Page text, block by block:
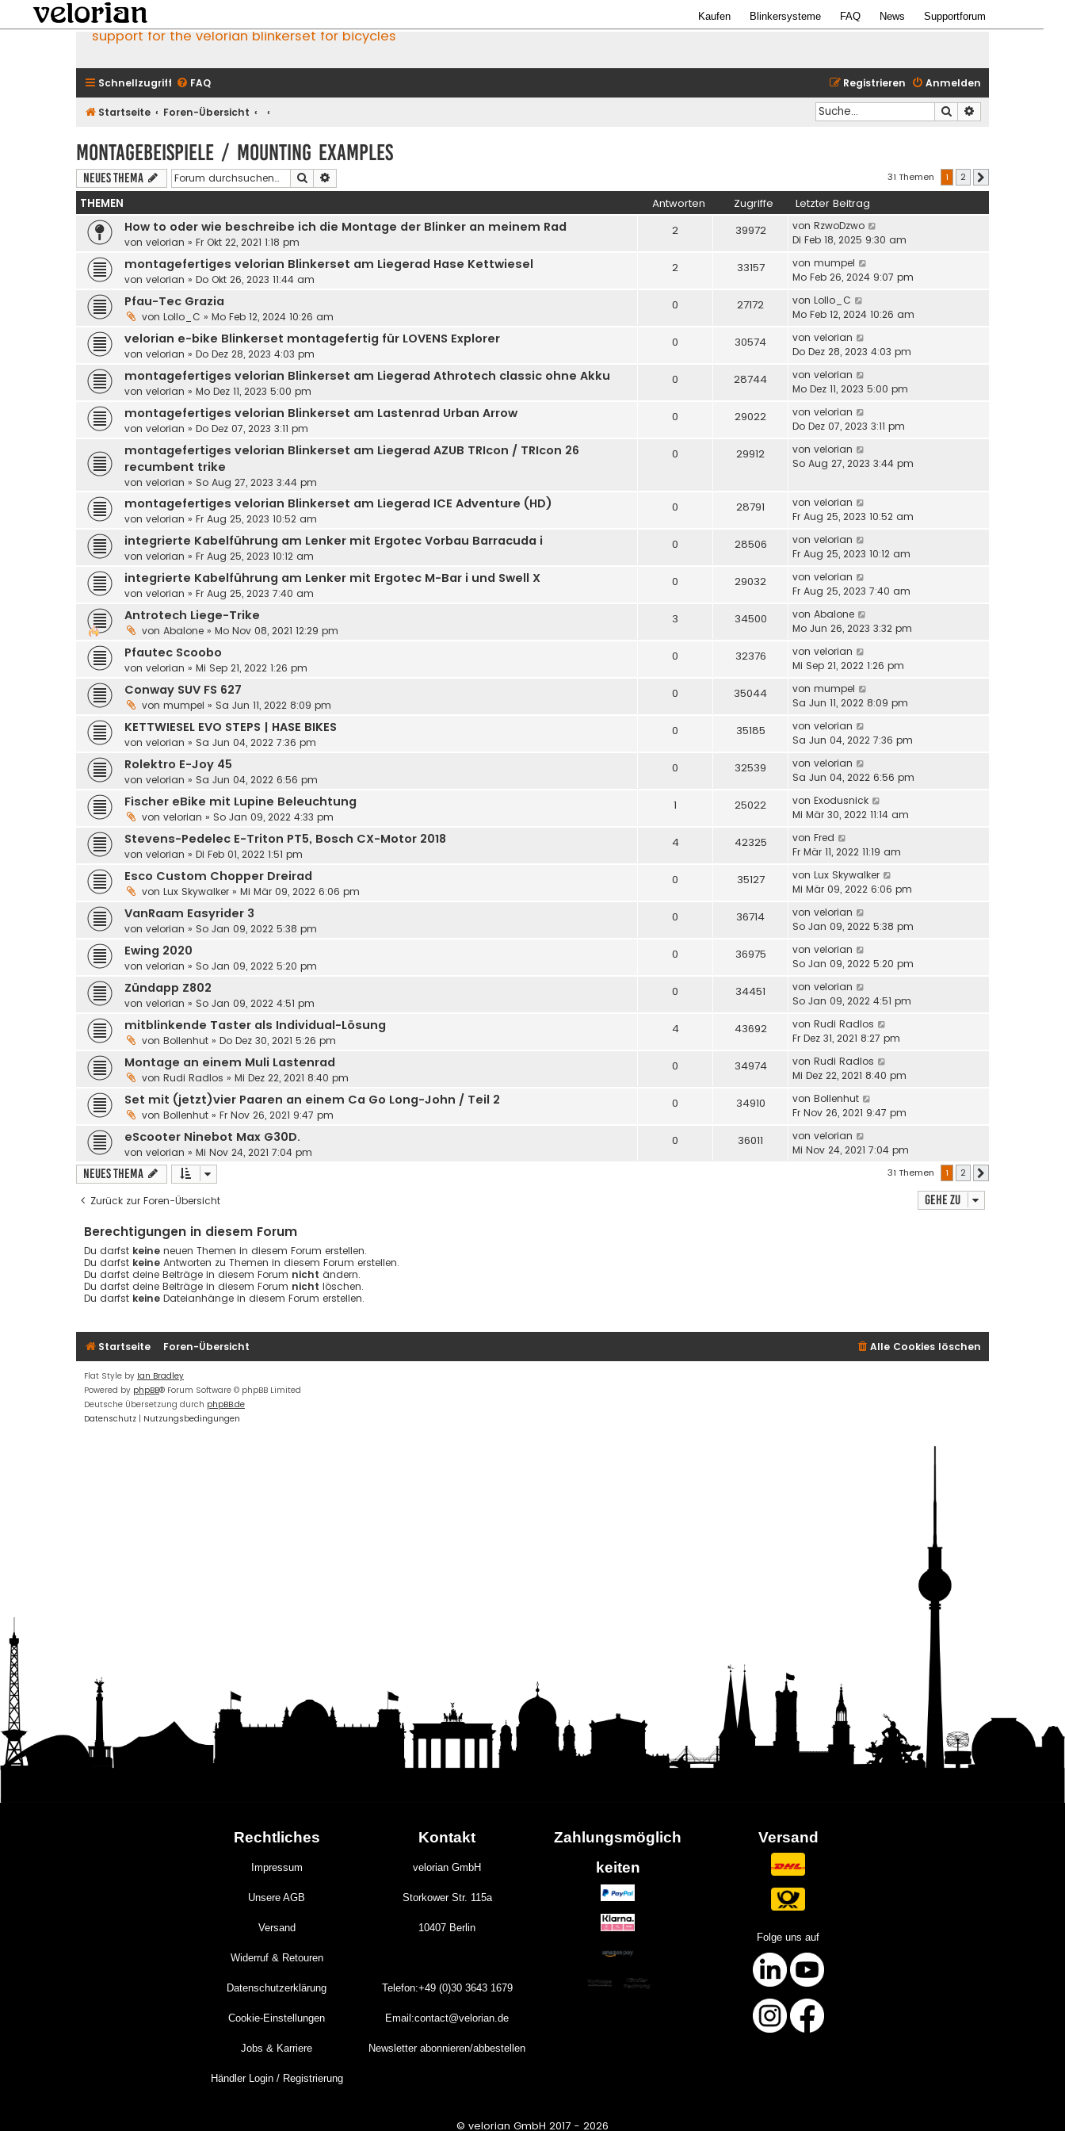
Kaufen Blinkersysteme FAQ News Supportforum
support for the velorian blinkerset for bicycles
Schnellzugriff FAQ Anmelden
Registrieren
Startseite Foren-Übersicht Suche
Montagebeispiele / mounting examples
Neues Thema Suche 31 Themen 1 2
THEMEN Antworten Zugriffe Letzter Beitrag
How to oder wie beschreibe ich die Montage der Blinker an meinem Rad
von velorian » Fr Okt 22, 2021 1:18 pm
2 39972 von RzwoDzwo
Di Feb 18, 2025 9:30 am
montagefertiges velorian Blinkerset am Liegerad Hase Kettwiesel
von velorian » Do Okt 26, 2023 11:44 am
2 33157 von mumpel
Mo Feb 26, 2024 9:07 pm
Pfau-Tec Grazia
von Lollo_C » Mo Feb 12, 2024 10:26 am
0 27172 von Lollo_C
Mo Feb 12, 2024 10:26 am
velorian e-bike Blinkerset montagefertig für LOVENS Explorer
von velorian » Do Dez 28, 2023 4:03 pm
0 30574 von velorian
Do Dez 28, 2023 4:03 pm
montagefertiges velorian Blinkerset am Liegerad Athrotech classic ohne Akku
von velorian » Mo Dez 11, 2023 5:00 pm
0 28744 von velorian
Mo Dez 11, 2023 5:00 pm
montagefertiges velorian Blinkerset am Lastenrad Urban Arrow
von velorian » Do Dez 07, 2023 3:11 pm
0 29022 von velorian
Do Dez 07, 2023 3:11 pm
montagefertiges velorian Blinkerset am Liegerad AZUB TRIcon / TRIcon 26
recumbent trike
von velorian » So Aug 27, 2023 3:44 pm
0 29912 von velorian
So Aug 27, 2023 3:44 pm
montagefertiges velorian Blinkerset am Liegerad ICE Adventure (HD)
von velorian » Fr Aug 25, 2023 10:52 am
0 28791 von velorian
Fr Aug 25, 2023 10:52 am
integrierte Kabelführung am Lenker mit Ergotec Vorbau Barracuda i
von velorian » Fr Aug 25, 2023 10:12 am
0 28506 von velorian
Fr Aug 25, 2023 10:12 am
integrierte Kabelführung am Lenker mit Ergotec M-Bar i und Swell X
von velorian » Fr Aug 25, 2023 7:40 am
0 29032 von velorian
Fr Aug 25, 2023 7:40 am
Antrotech Liege-Trike
von Abalone » Mo Nov 08, 2021 12:29 pm
3 34500 von Abalone
Mo Jun 26, 2023 3:32 pm
Pfautec Scoobo
von velorian » Mi Sep 21, 2022 1:26 pm
0 32376 von velorian
Mi Sep 21, 2022 1:26 pm
Conway SUV FS 627
von mumpel » Sa Jun 11, 2022 8:09 pm
0 35044 von mumpel
Sa Jun 11, 2022 8:09 pm
KETTWIESEL EVO STEPS | HASE BIKES
von velorian » Sa Jun 04, 2022 7:36 pm
0 35185 von velorian
Sa Jun 04, 2022 7:36 pm
Rolektro E-Joy 45
von velorian » Sa Jun 04, 2022 6:56 pm
0 32539 von velorian
Sa Jun 04, 2022 6:56 pm
Fischer eBike mit Lupine Beleuchtung
von velorian » So Jan 09, 2022 4:33 pm
1 25022 von Exodusnick
Mi Mär 30, 2022 11:14 am
Stevens-Pedelec E-Triton PT5, Bosch CX-Motor 2018
von velorian » Di Feb 01, 2022 1:51 pm
4 42325 von Fred
Fr Mär 11, 2022 11:19 am
Esco Custom Chopper Dreirad
von Lux Skywalker » Mi Mär 09, 2022 6:06 pm
0 35127 von Lux Skywalker
Mi Mär 09, 2022 6:06 pm
VanRaam Easyrider 3
von velorian » So Jan 09, 2022 5:38 pm
0 36714 von velorian
So Jan 09, 2022 5:38 pm
Ewing 2020
von velorian » So Jan 09, 2022 5:20 pm
0 36975 von velorian
So Jan 09, 2022 5:20 pm
Zündapp Z802
von velorian » So Jan 09, 2022 4:51 pm
0 34451 von velorian
So Jan 09, 2022 4:51 pm
mitblinkende Taster als Individual-Lösung
von Bollenhut » Do Dez 30, 2021 5:26 pm
4 43692 von Rudi Radlos
Fr Dez 31, 2021 8:27 pm
Montage an einem Muli Lastenrad
von Rudi Radlos » Mi Dez 22, 2021 8:40 pm
0 34974 von Rudi Radlos
Mi Dez 22, 2021 8:40 pm
Set mit (jetzt)vier Paaren an einem Ca Go Long-John / Teil 2
von Bollenhut » Fr Nov 26, 2021 9:47 pm
0 34910 von Bollenhut
Fr Nov 26, 2021 9:47 pm
eScooter Ninebot Max G30D.
von velorian » Mi Nov 24, 2021 7:04 pm
0 36011 von velorian
Mi Nov 24, 2021 7:04 pm
Neues Thema 31 Themen 1 2
Zurück zur Foren-Übersicht Gehe zu
Berechtigungen in diesem Forum
Du darfst keine neuen Themen in diesem Forum erstellen.
Du darfst keine Antworten zu Themen in diesem Forum erstellen.
Du darfst deine Beiträge in diesem Forum nicht ändern.
Du darfst deine Beiträge in diesem Forum nicht löschen.
Du darfst keine Dateianhänge in diesem Forum erstellen.
Startseite Foren-Übersicht Alle Cookies löschen
Flat Style by Ian Bradley
Powered by phpBB® Forum Software © phpBB Limited
Deutsche Übersetzung durch phpBB.de
Datenschutz | Nutzungsbedingungen
Rechtliches
Impressum
Unsere AGB
Versand
Widerruf & Retouren
Datenschutzerklärung
Cookie-Einstellungen
Jobs & Karriere
Händler Login / Registrierung
Kontakt
velorian GmbH
Storkower Str. 115a
10407 Berlin
Telefon:+49 (0)3036431679
Email:contact@velorian.de
Newsletter abonnieren/abbestellen
Zahlungsmöglich
keiten
Versand
Folge uns auf
© velorian GmbH 2017 - 2026